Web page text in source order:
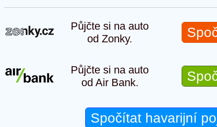
Půjčte si na auto
od Zonky.
Půjčte si na auto
od Air Bank.
Spočítat havarijní